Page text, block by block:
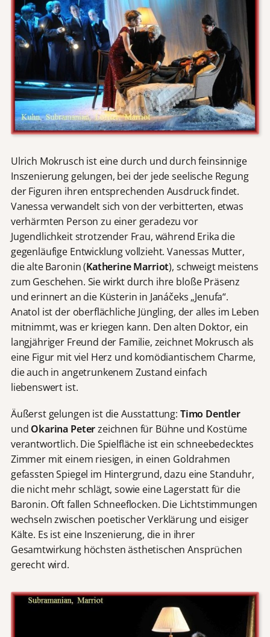
Ulrich Mokrusch ist eine durch und durch feinsinnige
Inszenierung gelungen, bei der jede seelische Regung
der Figuren ihren entsprechenden Ausdruck findet.
Vanessa verwandelt sich von der verbitterten, etwas
verhärmten Person zu einer geradezu vor
Jugendlichkeit strotzender Frau, während Erika die
gegenläufige Entwicklung vollzieht. Vanessas Mutter,
die alte Baronin (Katherine Marriot), schweigt meistens
zum Geschehen. Sie wirkt durch ihre bloße Präsenz
und erinnert an die Küsterin in Janáčeks „Jenufa“.
Anatol ist der oberflächliche Jüngling, der alles im Leben
mitnimmt, was er kriegen kann. Den alten Doktor, ein
langjähriger Freund der Familie, zeichnet Mokrusch als
eine Figur mit viel Herz und komödiantischem Charme,
die auch in angetrunkenem Zustand einfach
liebenswert ist.
Äußerst gelungen ist die Ausstattung: Timo Dentler
und Okarina Peterzeichnen für Bühne und Kostüme
verantwortlich. Die Spielfläche ist ein schneebedecktes
Zimmer mit einem riesigen, in einen Goldrahmen
gefassten Spiegel im Hintergrund, dazu eine Standuhr,
die nicht mehr schlägt, sowie eine Lagerstatt für die
Baronin. Oft fallen Schneeflocken. Die Lichtstimmungen
wechseln zwischen poetischer Verklärung und eisiger
Kälte. Es ist eine Inszenierung, die in ihrer
Gesamtwirkung höchsten ästhetischen Ansprüchen
gerecht wird.